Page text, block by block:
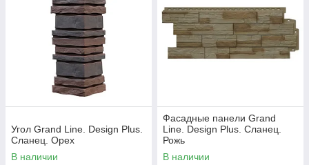
Угол Grand Line. Design Plus.
Сланец. Орех
В наличии
Фасадные панели Grand
Line. Design Plus. Сланец.
Рожь
В наличии